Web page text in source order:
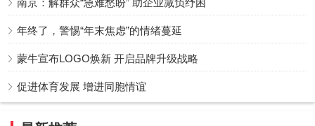
南京：解群众“急难愁盼” 助企业减负纾困
年终了，警惕“年末焦虑”的情绪蔓延
蒙牛宣布LOGO焕新 开启品牌升级战略
促进体育发展 增进同胞情谊